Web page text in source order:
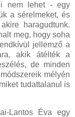
nem lehet - egy
a sérelmeket, és
haragudtunk.
meg, hogy soha
jellemző a
akik átélték a
de minden
mélyén
tudattalanul is
Lantos Éva egy